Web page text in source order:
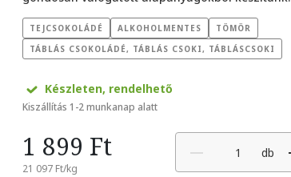
TEJCSOKOLÁDÉ ALKOHOLMENTES
TÖMÖR
TÁBLÁS CSOKOLÁDÉ, TÁBLÁS CSOKI, TÁBLÁSCSOKI
Készleten, rendelhető
Kiszállítás 1-2 munkanap alatt
1 899 Ft
21 097 Ft/kg
db